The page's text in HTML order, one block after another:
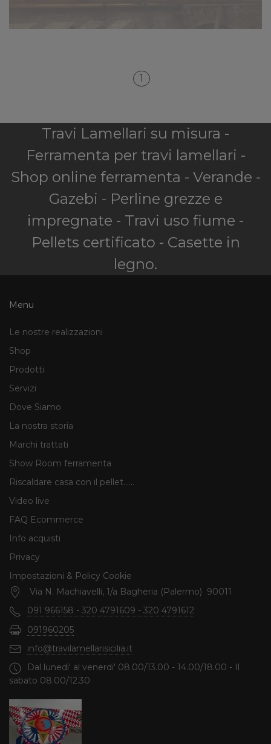
1
Travi Lamellari su misura -
Ferramenta per travi lamellari -
Shop online ferramenta - Verande -
Gazebi - Perline grezze e
impregnate - Travi uso fiume -
Pellets certificato - Casette in
legno.
Menu
Le nostre realizzazioni
Shop
Prodotti
Servizi
Dove Siamo
La nostra storia
Marchi trattati
Show Room ferramenta
Riscaldare casa con il pellet......
Video live
FAQ Ecommerce
Info acquisti
Privacy
Impostazioni & Policy Cookie
Via N. Machiavelli, 1/a Bagheria (Palermo) 90011
091 966158 - 320 4791609 - 320 4791612
091960205
info@travilamellarisicilia.it
Dal lunedi' al venerdi' 08.00/13.00 - 14.00/18.00 - Il
sabato 08.00/12.30